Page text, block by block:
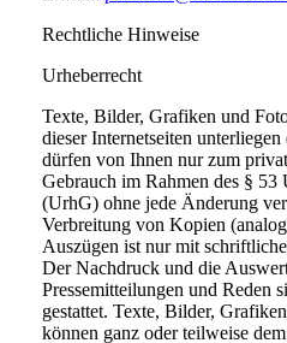
Rechtliche Hinweise
Urheberrecht
Texte, Bilder, Grafiken und
dieser Internetseiten
dürfen von Ihnen nur zum
Gebrauch im Rahmen des § 53
(UrhG) ohne jede Änderung
Verbreitung von Kopien
Auszügen ist nur mit
Der Nachdruck und die
Pressemitteilungen und Reden
gestattet. Texte, Bilder,
können ganz oder teilweise